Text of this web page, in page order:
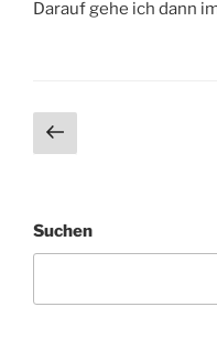
Darauf gehe ich dann
der
Vorherige
Seite
Suchen